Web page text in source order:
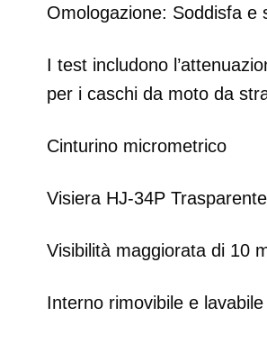
Omologazione: Soddisfa e
I test includono
per i caschi da moto da
Cinturino micrometrico
Visiera HJ-34P
Visibilità maggiorata di 10
Interno rimovibile e lavabile